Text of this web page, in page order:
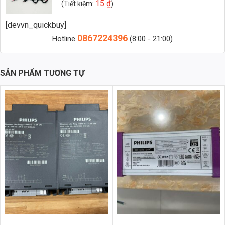
Zalo 2 (Hỗ trợ nhanh)
Phân Tích Kỹ Thuật Chi Tiết
Thông Số Kỹ Thuật Vượt Trội
Nguồn Meanwell ELG-200-C1400B không chỉ nổi bật về công suất
được chế tạo từhợp kim nhôm ADC12 , đảm bảo khả năng tản nhiệt
hiệu quả và bảo vệ các linh kiện bên trong khỏi các tác động từ môi
trường. Nguồn sử dụng chip LED chất lượng cao từ các thương hiệu
hàng đầu như
Bridgelux/Philips
, cho hiệu suất phát sáng
>130lm/W
. Hệ số công suất (PF)
giúp giảm thiểu tổn thất năng
lượng và cải thiện hiệu quả sử dụng điện. Chỉ số hoàn màu (CRI)> 85
đảm bảo ánh sáng trung thực, tự nhiên, không gây mỏi mắt.
Các Tính Năng Bảo Vệ An Toàn
An toàn luôn là ưu tiên hàng đầu. Nguồn Meanwell ELG-200-C1400B
được trang bị đầy đủ các tính năng bảo vệ như bảo vệ quá áp, quá
(Tiết kiệm: 15₫)
[devvn_quickbuy]
Hotline 0867224396 (8:00 - 21:00)
SẢN PHẨM TƯƠNG TỰ